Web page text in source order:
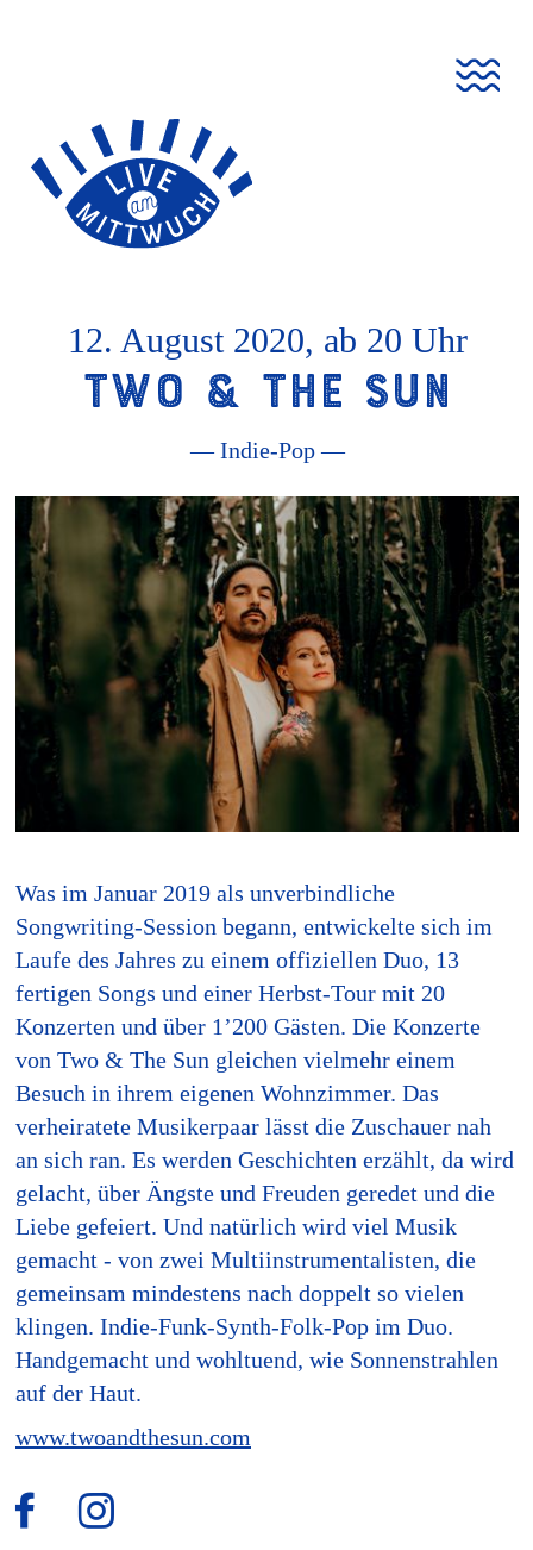
12. August 2020, ab 20 Uhr
Two & The Sun
— Indie-Pop —
Was im Januar 2019 als unverbindliche
Songwriting-Session begann, entwickelte sich im
Laufe des Jahres zu einem offiziellen Duo, 13
fertigen Songs und einer Herbst-Tour mit 20
Konzerten und über 1’200 Gästen. Die Konzerte
von Two & The Sun gleichen vielmehr einem
Besuch in ihrem eigenen Wohnzimmer. Das
verheiratete Musikerpaar lässt die Zuschauer nah
an sich ran. Es werden Geschichten erzählt, da wird
gelacht, über Ängste und Freuden geredet und die
Liebe gefeiert. Und natürlich wird viel Musik
gemacht - von zwei Multiinstrumentalisten, die
gemeinsam mindestens nach doppelt so vielen
klingen. Indie-Funk-Synth-Folk-Pop im Duo.
Handgemacht und wohltuend, wie Sonnenstrahlen
auf der Haut.
www.twoandthesun.com